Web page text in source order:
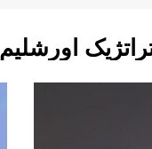
اورشلیم